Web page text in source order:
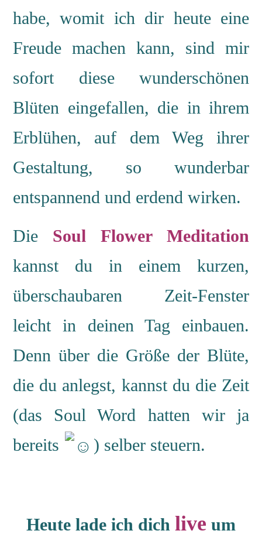
habe, womit ich dir heute eine
Freude machen kann, sind mir
sofort diese wunderschönen
Blüten eingefallen, die in ihrem
Erblühen, auf dem Weg ihrer
Gestaltung, so wunderbar
entspannend und erdend wirken.
Die Soul Flower Meditation
kannst du in einem kurzen,
überschaubaren Zeit-Fenster
leicht in deinen Tag einbauen.
Denn über die Größe der Blüte,
die du anlegst, kannst du die Zeit
(das Soul Word hatten wir ja
bereits
) selber steuern.
Heute lade ich dich live um